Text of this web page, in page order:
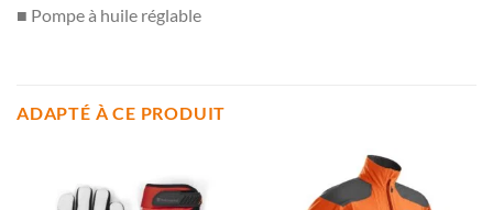
■ Pompe à huile réglable
ADAPTÉ À CE PRODUIT